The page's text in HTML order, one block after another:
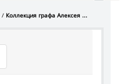
Коллекция графа Алексея ...